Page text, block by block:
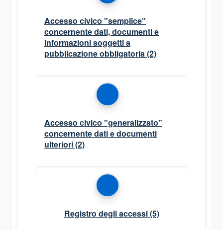
Accesso civico "semplice"
concernente dati, documenti e
informazioni soggetti a
pubblicazione obbligatoria (2)
Accesso civico "generalizzato"
concernente dati e documenti
ulteriori(2)
Registro degli accessi(5)